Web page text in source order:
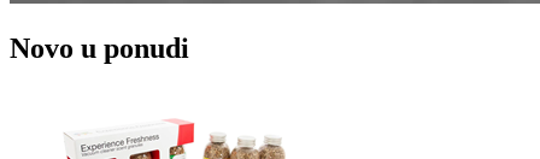
Novo u ponudi